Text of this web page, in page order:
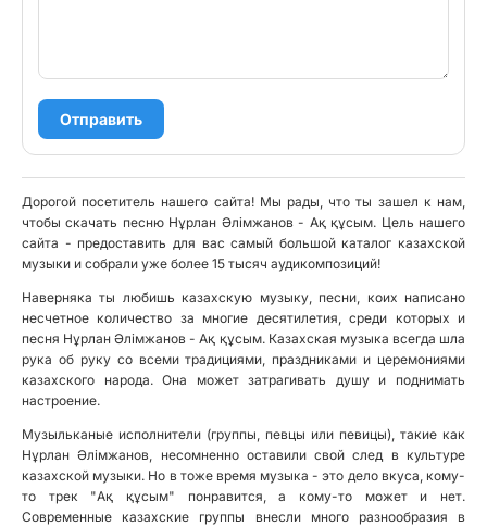
Отправить
Дорогой посетитель нашего сайта! Мы рады, что ты зашел к нам,
чтобы скачать песню Нұрлан Әлімжанов - Ақ құсым. Цель нашего
сайта - предоставить для вас самый большой каталог казахской
музыки и собрали уже более 15 тысяч аудикомпозиций!
Наверняка ты любишь казахскую музыку, песни, коих написано
несчетное количество за многие десятилетия, среди которых и
песня Нұрлан Әлімжанов - Ақ құсым. Казахская музыка всегда шла
рука об руку со всеми традициями, праздниками и церемониями
казахского народа. Она может затрагивать душу и поднимать
настроение.
Музыльканые исполнители (группы, певцы или певицы), такие как
Нұрлан Әлімжанов, несомненно оставили свой след в культуре
казахской музыки. Но в тоже время музыка - это дело вкуса, кому-
то трек "Ақ құсым" понравится, а кому-то может и нет.
Современные казахские группы внесли много разнообразия в